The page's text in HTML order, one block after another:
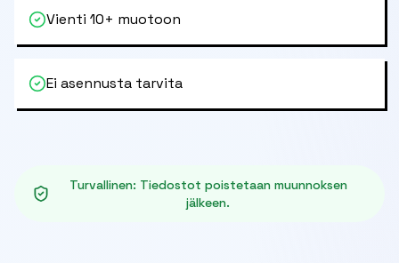
Vienti 10+ muotoon
Ei asennusta tarvita
Turvallinen: Tiedostot poistetaan muunnoksen
jälkeen.